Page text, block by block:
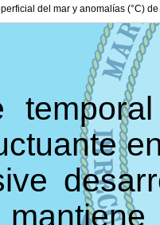
del mar y anomalías (°C)